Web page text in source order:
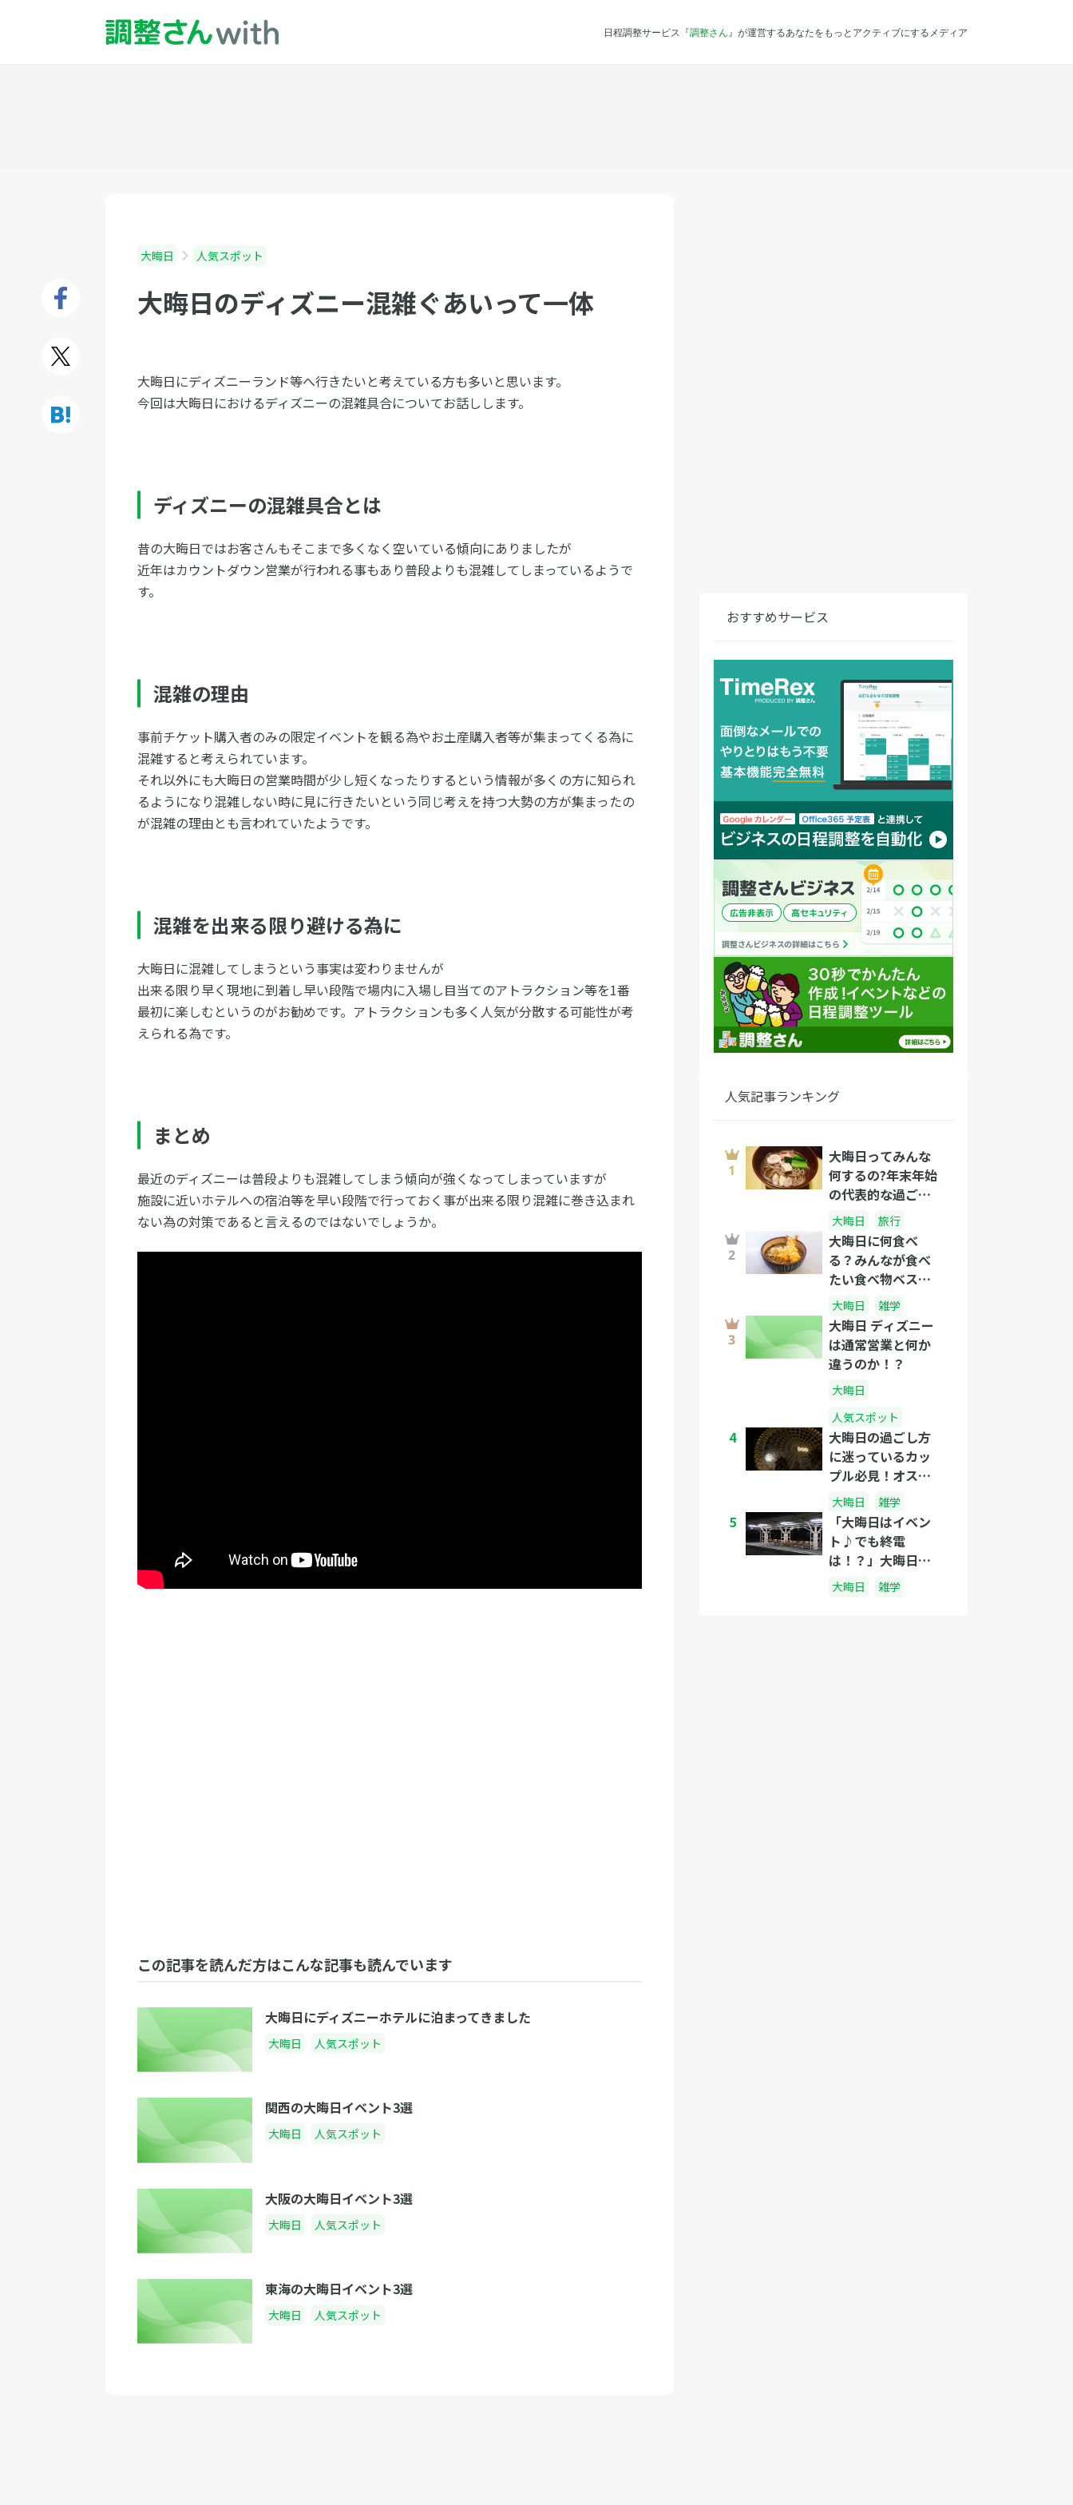
日程調整サービス『調整さん 』が運営するあなたをもっとアクティブにするメディア
大晦日 人気スポット
大晦日のディズニー混雑ぐあいって一体
大晦日にディズニーランド等へ行きたいと考えている方も多いと思います。
今回は大晦日におけるディズニーの混雑具合についてお話しします。
ディズニーの混雑具合とは
昔の大晦日ではお客さんもそこまで多くなく空いている傾向にありましたが
近年はカウントダウン営業が行われる事もあり普段よりも混雑してしまっているようで
す。
混雑の理由
事前チケット購入者のみの限定イベントを観る為やお土産購入者等が集まってくる為に
混雑すると考えられています。
それ以外にも大晦日の営業時間が少し短くなったりするという情報が多くの方に知られ
るようになり混雑しない時に見に行きたいという同じ考えを持つ大勢の方が集まったの
が混雑の理由とも言われていたようです。
混雑を出来る限り避ける為に
大晦日に混雑してしまうという事実は変わりませんが
出来る限り早く現地に到着し早い段階で場内に入場し目当てのアトラクション等を1番
最初に楽しむというのがお勧めです。アトラクションも多く人気が分散する可能性が考
えられる為です。
まとめ
最近のディズニーは普段よりも混雑してしまう傾向が強くなってしまっていますが
施設に近いホテルへの宿泊等を早い段階で行っておく事が出来る限り混雑に巻き込まれ
ない為の対策であると言えるのではないでしょうか。
この記事を読んだ方はこんな記事も読んでいます
大晦日にディズニーホテルに泊まってきました
大晦日 人気スポット
関西の大晦日イベント3選
大晦日 人気スポット
大阪の大晦日イベント3選
大晦日 人気スポット
東海の大晦日イベント3選
大晦日 人気スポット
おすすめサービス
人気記事ランキング
大晦日ってみんな
何するの?年末年始
の代表的な過ごし
方をまとめてみま
した。
大晦日 旅行
大晦日に何食べ
る？みんなが食べ
たい食べ物ベスト
３を紹介
大晦日 雑学
大晦日 ディズニー
は通常営業と何か
違うのか！？
大晦日
人気スポット
4
大晦日の過ごし方
に迷っているカッ
プル必見！オスス
メのデートプラン
３選
大晦日 雑学
5
「大晦日はイベン
ト♪でも終電
は！？」大晦日、
電車は何時までや
ってるの？
大晦日 雑学